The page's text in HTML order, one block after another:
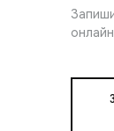
онлайн